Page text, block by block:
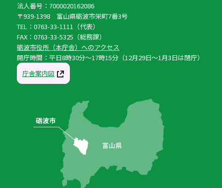
法人番号：7000020162086
〒939-1398 富山県砺波市栄町7番3号
TEL：0763-33-1111（代表）
FAX：0763-33-5325（総務課）
砺波市役所（本庁舎）へのアクセス
開庁時間：平日8時30分〜17時15分（12月29日〜1月3日は閉庁）
庁舎案内図